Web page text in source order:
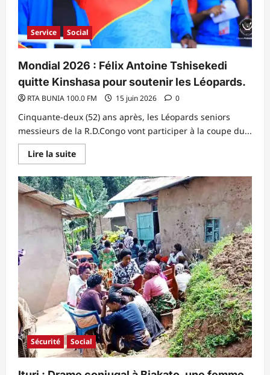
Service Social
Mondial 2026 : Félix Antoine Tshisekedi
quitte Kinshasa pour soutenir les Léopards.
RTA BUNIA 100.0 FM 15 juin 2026 0
Cinquante-deux (52) ans après, les Léopards seniors
messieurs de la R.D.Congo vont participer à la coupe du...
Lire la suiteEn
savoir
sur
Mondial
2026
:
Félix
Antoine
Tshisekedi
quitte
Kinshasa
pour
soutenir
les
Léopards.
Sécurité Social